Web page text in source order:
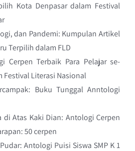
Kota Denpasar dalam Festival
dan Pandemi: Kumpulan Artikel
Terpilih dalam FLD
Cerpen Terbaik Para Pelajar se-
Festival Literasi Nasional
Buku Tunggal Anntologi
di Atas Kaki Dian: Antologi Cerpen
50 cerpen
Antologi Puisi Siswa SMP K 1